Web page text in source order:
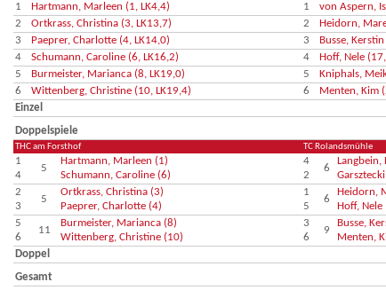
1 Hartmann, Marleen (1, LK4,4) 1 von Aspern,
2
Ortkrass, Christina (3, LK13,7) 2 Heidorn,
3
Paeprer, Charlotte (4, LK14,0) 3 Busse,
4
Schumann, Caroline (6, LK16,2) 4 Hoff, Nele
5
Burmeister, Marianca (8, LK19,0) 5 Kniphals,
6
Wittenberg, Christine (10, LK19,4) 6 Menten, Kim
Einzel
Doppelspiele
THC am Forsthof TC Rolandsmühle
1
4
5
Hartmann, Marleen (1)
Schumann, Caroline (6)
4
2
6
Langbein,
2
3
5
Ortkrass, Christina (3)
Paeprer, Charlotte (4)
1
5
6
Heidorn,
Hoff, Nele
5
6
11
Burmeister, Marianca (8)
Wittenberg, Christine (10)
3
6
9
Busse,
Menten,
Doppel
Gesamt